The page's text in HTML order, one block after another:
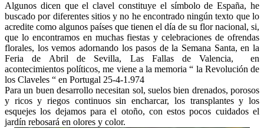
Algunos dicen que el clavel constituye el símbolo de España, he
buscado por diferentes sitios y no he encontrado ningún texto que lo
acredite como algunos países que tienen el día de su flor nacional, si,
que lo encontramos en muchas fiestas y celebraciones de ofrendas
florales, los vemos adornando los pasos de la Semana Santa, en la
Feria de Abril de Sevilla, Las Fallas de Valencia, en
acontecimientos políticos, me viene a la memoria “ la Revolución de
los Claveles “ en Portugal 25-4-1.974
Para un buen desarrollo necesitan sol, suelos bien drenados, porosos
y ricos y riegos continuos sin encharcar, los transplantes y los
esquejes los dejamos para el otoño, con estos pocos cuidados el
jardín rebosará en olores y color.